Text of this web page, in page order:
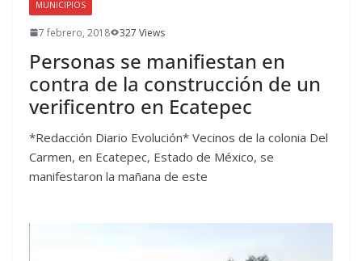
MUNICIPIOS
7 febrero, 2018 327 Views
Personas se manifiestan en
contra de la construcción de un
verificentro en Ecatepec
*Redacción Diario Evolución* Vecinos de la colonia Del
Carmen, en Ecatepec, Estado de México, se
manifestaron la mañana de este